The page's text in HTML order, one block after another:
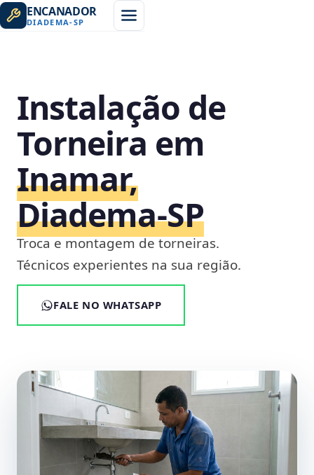
ENCANADOR
DIADEMA-SP
Instalação de
Torneira em
Inamar,
Diadema‑SP
Troca e montagem de torneiras.
Técnicos experientes na sua região.
FALE NO WHATSAPP